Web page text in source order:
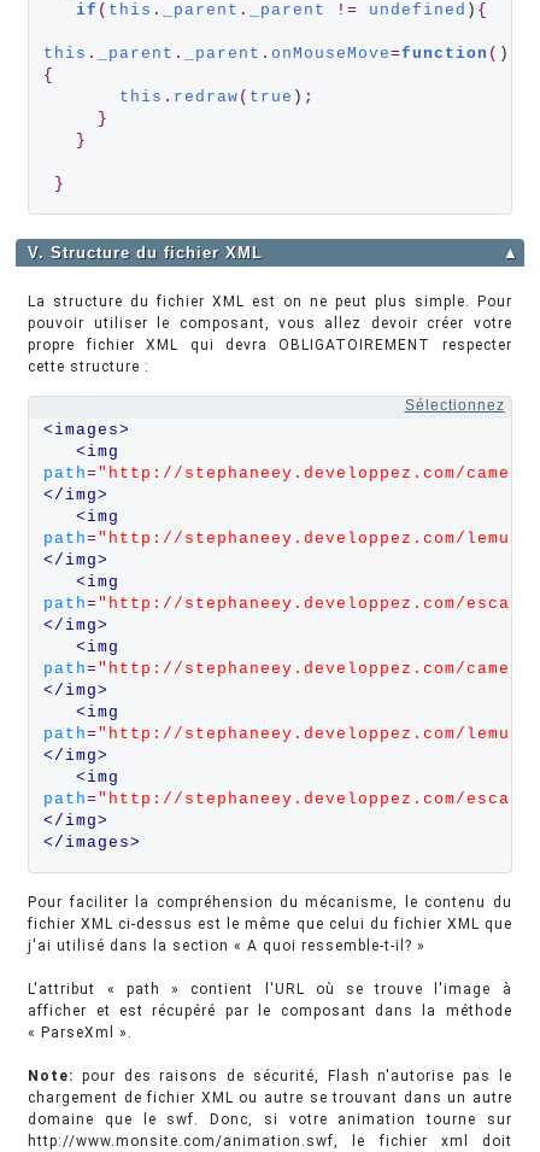
if ( this . _parent . _parent != undefined ) {
this . _parent . _parent .onMouseMove=function ( )
{
this . redraw ( true ) ;
}
}
}
V. Structure du fichier XML ▲
La structure du fichier XML est on ne peut plus simple. Pour
pouvoir utiliser le composant, vous allez devoir créer votre
propre fichier XML qui devra OBLIGATOIREMENT respecter
cette structure :
Sélectionnez
<images>
<img
path= "http://stephaneey.developpez.com/
</img>
<img
path= "http://stephaneey.developpez.com/
</img>
<img
path= "http://stephaneey.developpez.com/
</img>
<img
path= "http://stephaneey.developpez.com/
</img>
<img
path= "http://stephaneey.developpez.com/
</img>
<img
path= "http://stephaneey.developpez.com/
</img>
</images>
Pour faciliter la compréhension du mécanisme, le contenu du
fichier XML ci-dessus est le même que celui du fichier XML que
j'ai utilisé dans la section « A quoi ressemble-t-il? »
L'attribut « path » contient l'URL où se trouve l'image à
afficher et est récupéré par le composant dans la méthode
« ParseXml ».
Note: pour des raisons de sécurité, Flash n'autorise pas le
chargement de fichier XML ou autre se trouvant dans un autre
domaine que le swf. Donc, si votre animation tourne sur
http://www.monsite.com/animation.swf, le fichier xml doit